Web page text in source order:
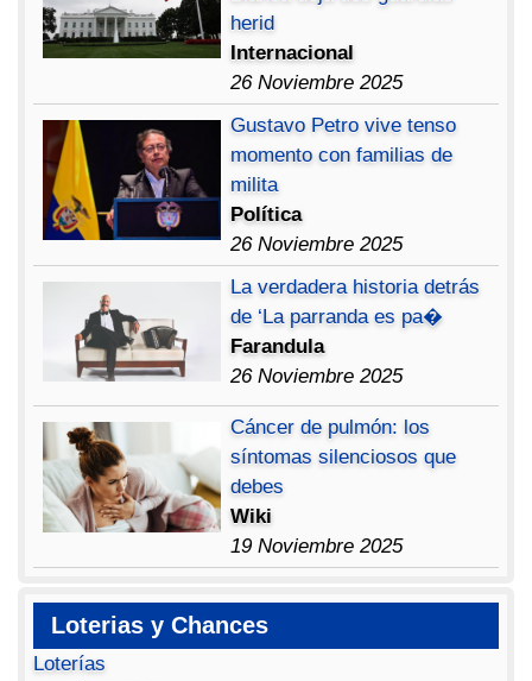
herid
Internacional
26 Noviembre 2025
Gustavo Petro vive tenso
momento con familias de
milita
Política
26 Noviembre 2025
La verdadera historia detrás
de ‘La parranda es pa�
Farandula
26 Noviembre 2025
Cáncer de pulmón: los
síntomas silenciosos que
debes
Wiki
19 Noviembre 2025
Loterias y Chances
Loterías